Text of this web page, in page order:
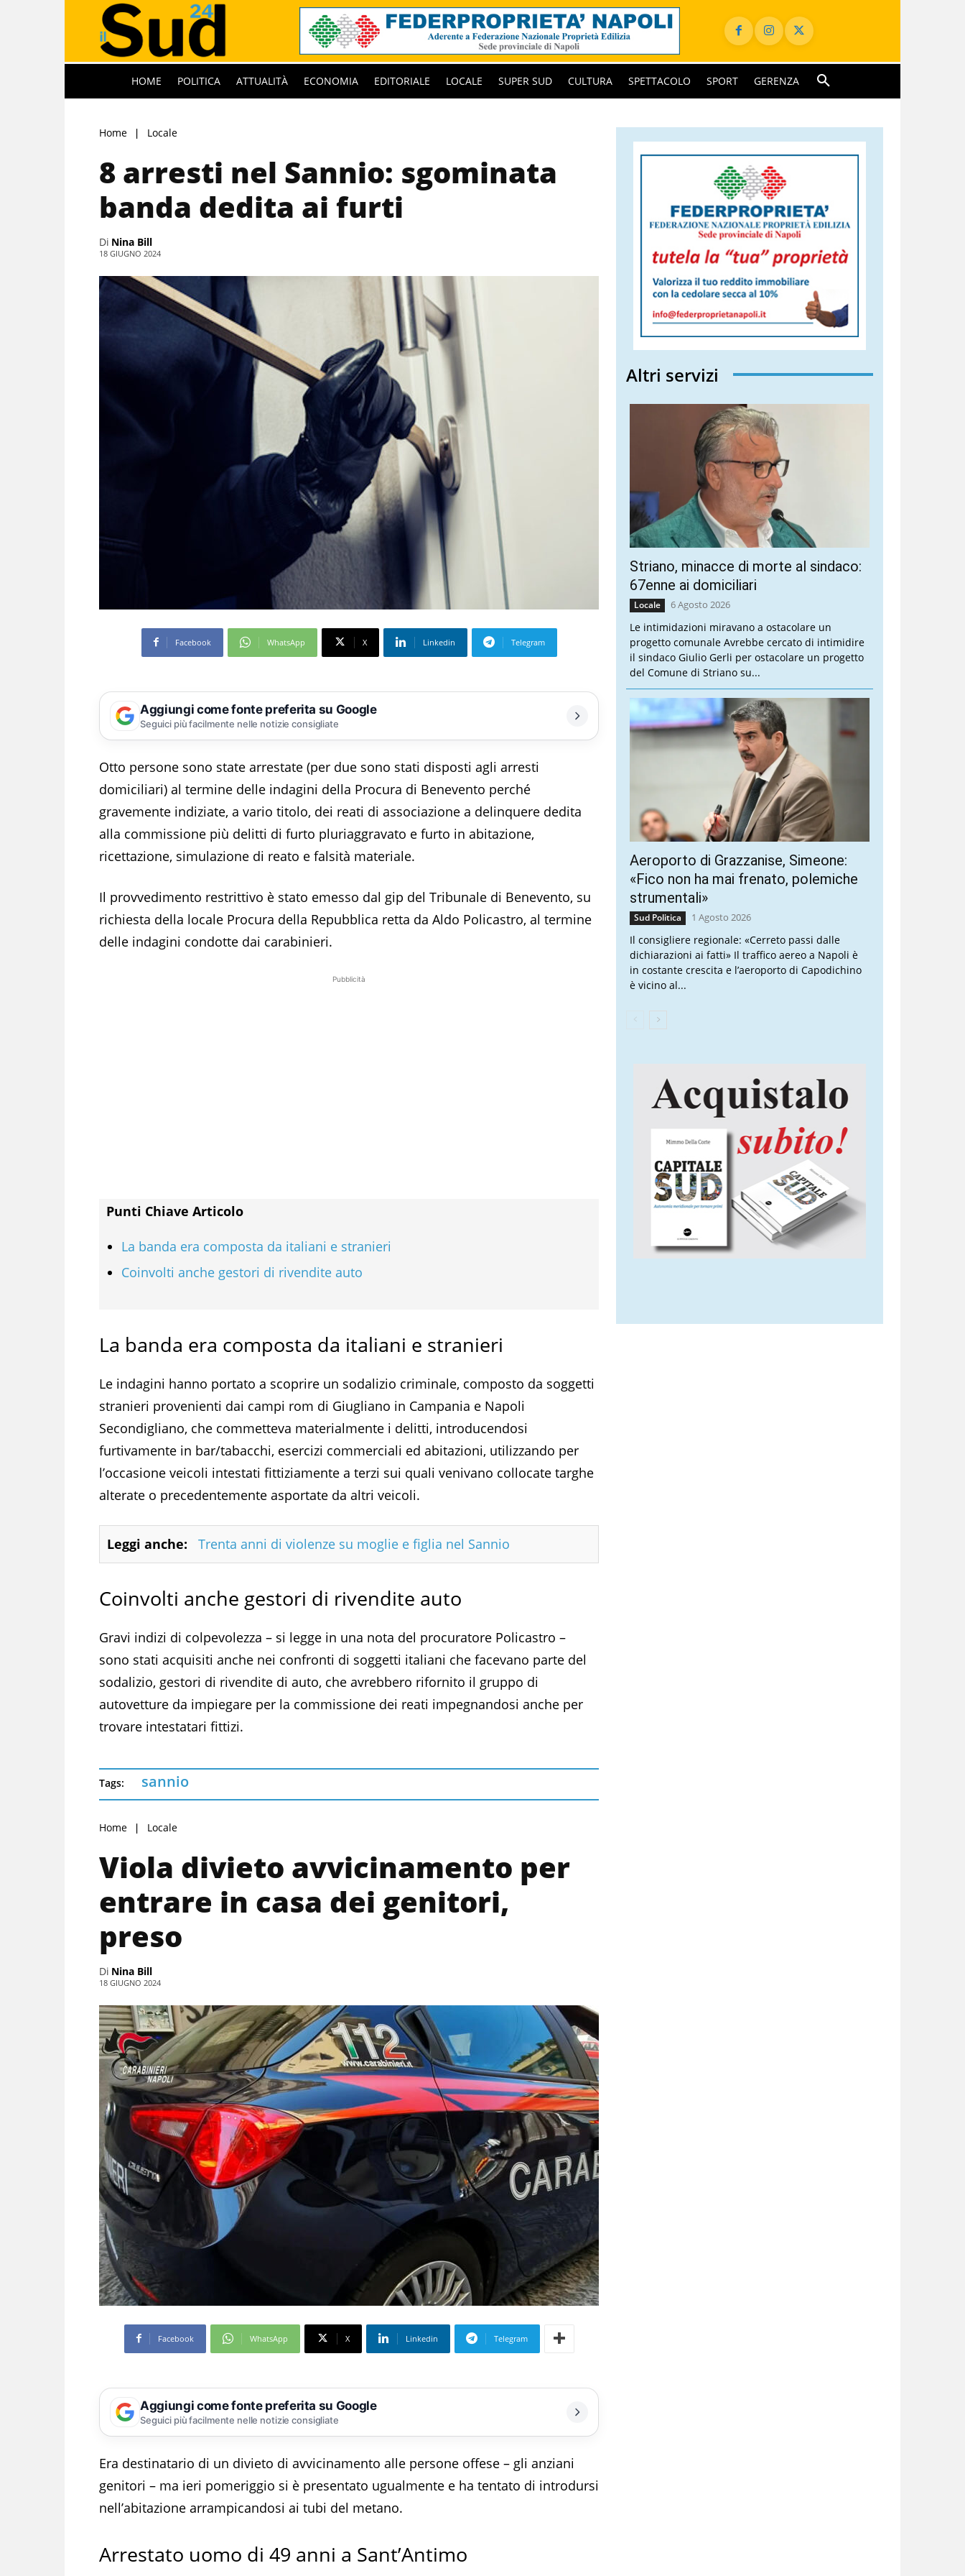
HOME POLITICA ATTUALITÀ ECONOMIA EDITORIALE LOCALE SUPER SUD CULTURA SPETTACOLO SPORT GERENZA
Home Locale
8 arresti nel Sannio: sgominata
banda dedita ai furti
Di Nina Bill
18 GIUGNO 2024
Facebook WhatsApp X Linkedin Telegram
Aggiungi come fonte preferita su Google
Seguici più facilmente nelle notizie consigliate
Otto persone sono state arrestate (per due sono stati disposti agli arresti
domiciliari) al termine delle indagini della Procura di Benevento perché
gravemente indiziate, a vario titolo, dei reati di associazione a delinquere dedita
alla commissione più delitti di furto pluriaggravato e furto in abitazione,
ricettazione, simulazione di reato e falsità materiale.
Il provvedimento restrittivo è stato emesso dal gip del Tribunale di Benevento, su
richiesta della locale Procura della Repubblica retta da Aldo Policastro, al termine
delle indagini condotte dai carabinieri.
Pubblicità
Punti Chiave Articolo
La banda era composta da italiani e stranieri
Coinvolti anche gestori di rivendite auto
La banda era composta da italiani e stranieri
Le indagini hanno portato a scoprire un sodalizio criminale, composto da soggetti
stranieri provenienti dai campi rom di Giugliano in Campania e Napoli
Secondigliano, che commetteva materialmente i delitti, introducendosi
furtivamente in bar/tabacchi, esercizi commerciali ed abitazioni, utilizzando per
l’occasione veicoli intestati fittiziamente a terzi sui quali venivano collocate targhe
alterate o precedentemente asportate da altri veicoli.
Leggi anche: Trenta anni di violenze su moglie e figlia nel Sannio
Coinvolti anche gestori di rivendite auto
Gravi indizi di colpevolezza – si legge in una nota del procuratore Policastro –
sono stati acquisiti anche nei confronti di soggetti italiani che facevano parte del
sodalizio, gestori di rivendite di auto, che avrebbero rifornito il gruppo di
autovetture da impiegare per la commissione dei reati impegnandosi anche per
trovare intestatari fittizi.
Tags: sannio
Home Locale
Viola divieto avvicinamento per
entrare in casa dei genitori,
preso
Di Nina Bill
18 GIUGNO 2024
Facebook WhatsApp X Linkedin Telegram
Aggiungi come fonte preferita su Google
Seguici più facilmente nelle notizie consigliate
Era destinatario di un divieto di avvicinamento alle persone offese – gli anziani
genitori – ma ieri pomeriggio si è presentato ugualmente e ha tentato di introdursi
nell’abitazione arrampicandosi ai tubi del metano.
Arrestato uomo di 49 anni a Sant’Antimo
Altri servizi
Striano, minacce di morte al sindaco:
67enne ai domiciliari
Locale 6 Agosto 2026
Le intimidazioni miravano a ostacolare un
progetto comunale Avrebbe cercato di intimidire
il sindaco Giulio Gerli per ostacolare un progetto
del Comune di Striano su...
Aeroporto di Grazzanise, Simeone:
«Fico non ha mai frenato, polemiche
strumentali»
Sud Politica 1 Agosto 2026
Il consigliere regionale: «Cerreto passi dalle
dichiarazioni ai fatti» Il traffico aereo a Napoli è
in costante crescita e l’aeroporto di Capodichino
è vicino al...